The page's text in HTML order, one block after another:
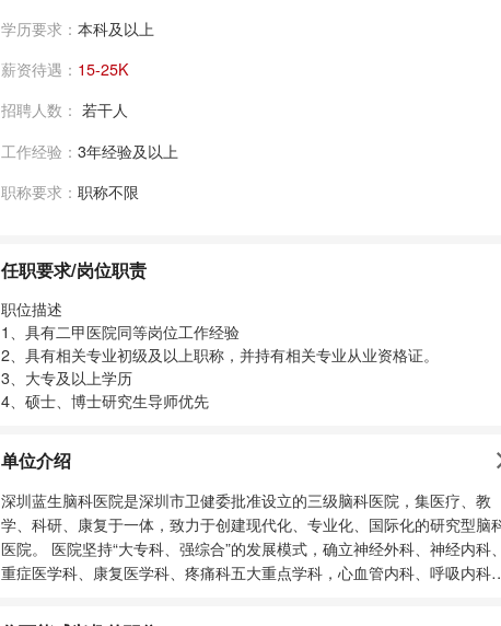
学历要求： 本科及以上
薪资待遇： 15-25K
招聘人数： 若干人
工作经验： 3年经验及以上
职称要求： 职称不限
任职要求/岗位职责
职位描述
1、具有二甲医院同等岗位工作经验
2、具有相关专业初级及以上职称，并持有相关专业从业资格证。
3、大专及以上学历
4、硕士、博士研究生导师优先
单位介绍
深圳蓝生脑科医院是深圳市卫健委批准设立的三级脑科医院，集医疗、教
学、科研、康复于一体，致力于创建现代化、专业化、国际化的研究型脑
医院。 医院坚持“大专科、强综合”的发展模式，确立神经外科、神经内科、
重症医学科、康复医学科、疼痛科五大重点学科，心血管内科、呼吸内科
科、高压氧等特色学科，构建特色鲜明、结构合理、基础厚实的学科体系。